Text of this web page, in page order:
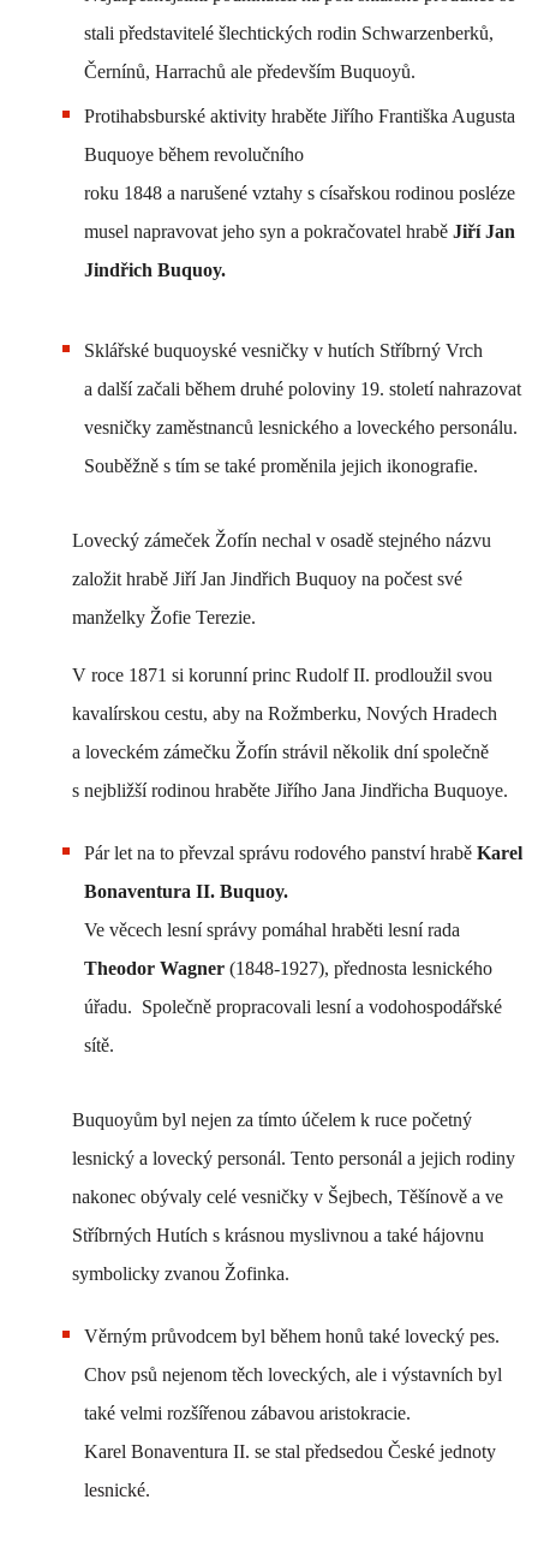
stali představitelé šlechtických rodin Schwarzenberků,
Černínů, Harrachů ale především Buquoyů.
Protihabsburské aktivity hraběte Jiřího Františka Augusta
Buquoye během revolučního
roku 1848 a narušené vztahy s císařskou rodinou posléze
musel napravovat jeho syn a pokračovatel hrabě Jiří Jan
Jindřich Buquoy.
Sklářské buquoyské vesničky v hutích Stříbrný Vrch
a další začali během druhé poloviny 19. století nahrazovat
vesničky zaměstnanců lesnického a loveckého personálu.
Souběžně s tím se také proměnila jejich ikonografie.
Lovecký zámeček Žofín nechal v osadě stejného názvu
založit hrabě Jiří Jan Jindřich Buquoy na počest své
manželky Žofie Terezie.
V roce 1871 si korunní princ Rudolf II. prodloužil svou
kavalírskou cestu, aby na Rožmberku, Nových Hradech
a loveckém zámečku Žofín strávil několik dní společně
s nejbližší rodinou hraběte Jiřího Jana Jindřicha Buquoye.
Pár let na to převzal správu rodového panství hrabě Karel
Bonaventura II. Buquoy.
Ve věcech lesní správy pomáhal hraběti lesní rada
Theodor Wagner (1848-1927), přednosta lesnického
úřadu. Společně propracovali lesní a vodohospodářské
sítě.
Buquoyům byl nejen za tímto účelem k ruce početný
lesnický a lovecký personál. Tento personál a jejich rodiny
nakonec obývaly celé vesničky v Šejbech, Těšínově a ve
Stříbrných Hutích s krásnou myslivnou a také hájovnu
symbolicky zvanou Žofinka.
Věrným průvodcem byl během honů také lovecký pes.
Chov psů nejenom těch loveckých, ale i výstavních byl
také velmi rozšířenou zábavou aristokracie.
Karel Bonaventura II. se stal předsedou České jednoty
lesnické.